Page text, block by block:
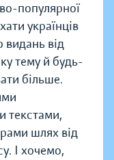
популярної
українців
від
тему й будь-
більше.
текстами,
шлях від
І хочемо,